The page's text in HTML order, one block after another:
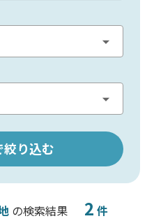
絞り込む
の検索結果 2 件